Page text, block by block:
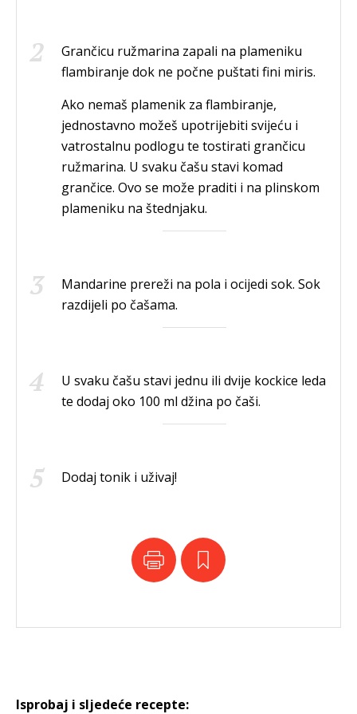
Grančicu ružmarina zapali na plameniku
flambiranje dok ne počne puštati fini miris.
Ako nemaš plamenik za flambiranje,
jednostavno možeš upotrijebiti svijeću i
vatrostalnu podlogu te tostirati grančicu
ružmarina. U svaku čašu stavi komad
grančice. Ovo se može praditi i na plinskom
plameniku na štednjaku.
Mandarine prereži na pola i ocijedi sok. Sok
razdijeli po čašama.
U svaku čašu stavi jednu ili dvije kockice leda
te dodaj oko 100 ml džina po čaši.
Dodaj tonik i uživaj!
Isprobaj i sljedeće recepte: